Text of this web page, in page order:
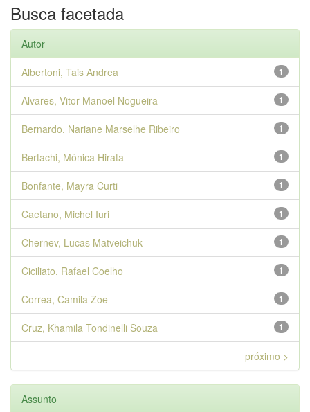
Busca facetada
Autor
1
Albertoni, Tais Andrea
1
Alvares, Vitor Manoel Nogueira
1
Bernardo, Nariane Marselhe Ribeiro
1
Bertachi, Mônica Hirata
1
Bonfante, Mayra Curti
1
Caetano, Michel Iuri
1
Chernev, Lucas Matveichuk
1
Ciciliato, Rafael Coelho
1
Correa, Camila Zoe
1
Cruz, Khamila Tondinelli Souza
próximo >
Assunto